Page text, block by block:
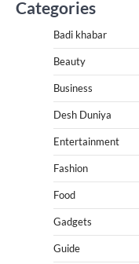
Categories
Badi khabar
Beauty
Business
Desh Duniya
Entertainment
Fashion
Food
Gadgets
Guide